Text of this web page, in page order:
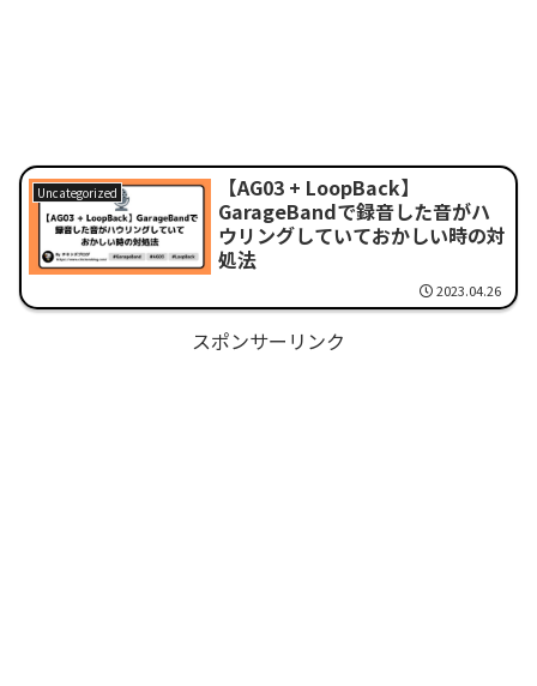
Uncategorized
【AG03 + LoopBack】
GarageBandで録音した音がハ
ウリングしていておかしい時の対
処法
2023.04.26
スポンサーリンク